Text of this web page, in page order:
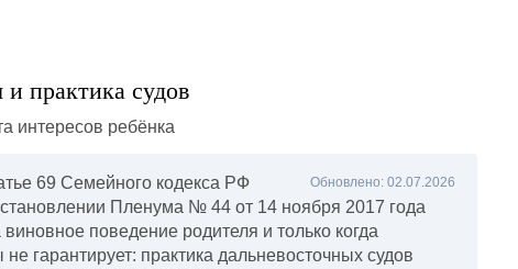
практика судов
Обновлено: 02.07.2026
69 Семейного кодекса РФ
Пленума № 44 от 14 ноября 2017 года
поведение родителя и только когда
гарантирует: практика дальневосточных судов